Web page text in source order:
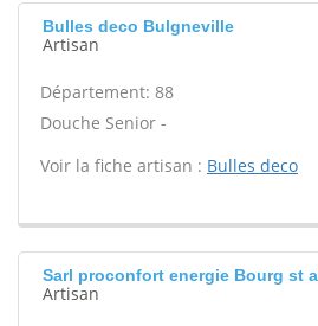
Bulles deco Bulgneville
Artisan
Département: 88
Douche Senior -
Voir la fiche artisan : Bulles deco
Sarl proconfort energie Bourg st
Artisan